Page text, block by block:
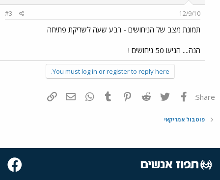
12/9/10
#3
תמונת מצב של הניחושים - רבע שעה לשריקת פתיחה
הנה.... הגיעו 50 ניחושים !
You must log in or register to reply here.
Share: פייסבוק Twitter
Reddit
Pinterest
Tumblr
WhatsAppדואר אלקטרוני
פוטבול אמריקאי